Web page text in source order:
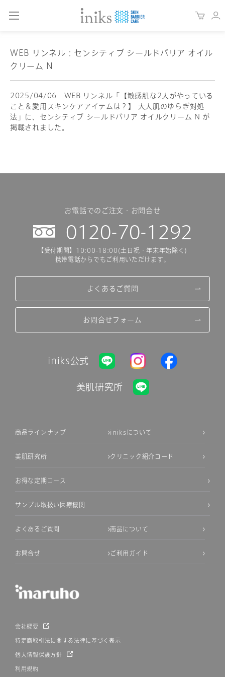
WEB リンネル：センシティブ シールドバリア オイル
クリーム N
2025/04/06 WEB リンネル「【敏感肌な2人がやっている
こと＆愛用スキンケアアイテムは？】 大人肌のゆらぎ対処
法」に、センシティブ シールドバリア オイルクリーム N が
掲載されました。
お電話でのご注文・お問合せ
0120-70-1292
【受付期間】10:00-18:00(土日祝・年末年始除く)
携帯電話からでもご利用いただけます。
よくあるご質問
お問合せフォーム
iniks公式
美肌研究所
商品ラインナップ iniksについて
美肌研究所 クリニック紹介コード
お得な定期コース
サンプル取扱い医療機関
よくあるご質問 商品について
お問合せ ご利用ガイド
会社概要
特定商取引法に関する法律に基づく表示
個人情報保護方針
利用規約